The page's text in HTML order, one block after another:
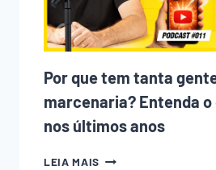
Por que tem tanta
marcenaria? Entenda o
nos últimos anos
LEIA MAIS POR